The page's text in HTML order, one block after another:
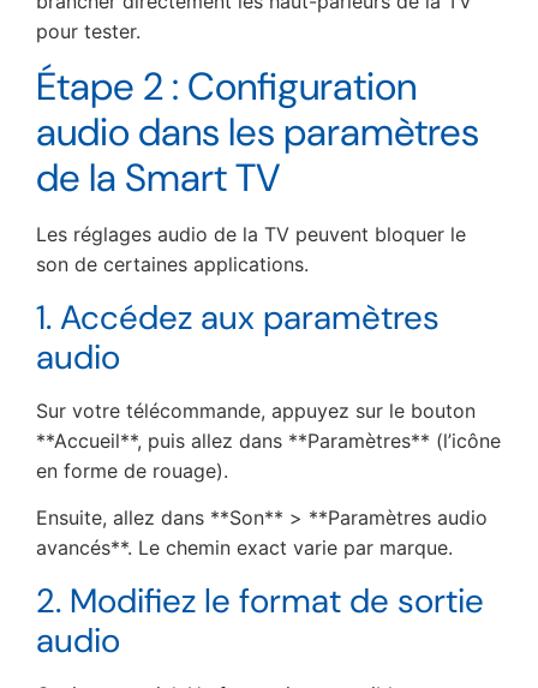
pour tester.
Étape 2 : Configuration
audio dans les paramètres
de la Smart TV
Les réglages audio de la TV peuvent bloquer le
son de certaines applications.
1. Accédez aux paramètres
audio
Sur votre télécommande, appuyez sur le bouton
**Accueil**, puis allez dans **Paramètres** (l’icône
en forme de rouage).
Ensuite, allez dans **Son** > **Paramètres audio
avancés**. Le chemin exact varie par marque.
2. Modifiez le format de sortie
audio